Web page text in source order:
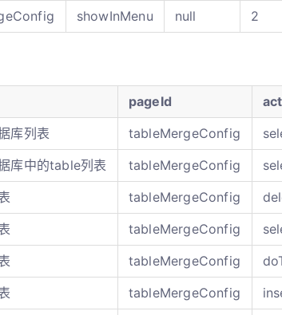
showInMenu null 2
pageId
库列表
tableMergeConfig
库中的table列表
tableMergeConfig
tableMergeConfig
tableMergeConfig
tableMergeConfig
tableMergeConfig